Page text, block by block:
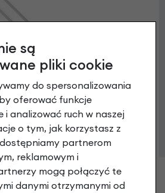
Modula Cage XL
62,90 zł
są
pliki cookie
do spersonalizowania
oferować funkcje
i analizować ruch w naszej
o tym, jak korzystasz z
partnerom
reklamowym i
mogą połączyć te
danymi otrzymanymi od